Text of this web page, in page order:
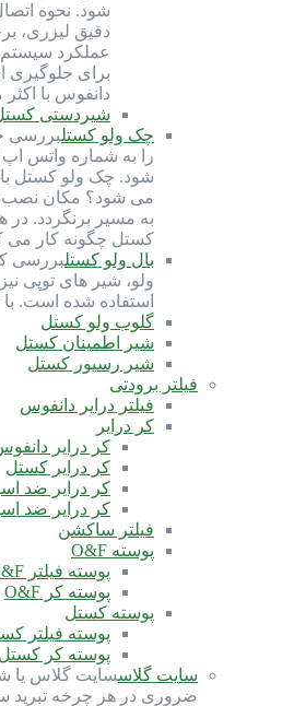
دقیق لیزری،
عملکرد سیستم
دانفوس با
شیردستی
چک ولو کستل
شود. چک ولو کستل
می شود؟ مکان نصب
به مسیر برنگردد.
کستل چگونه کار می
بال ولو کستل
استفاده شده است.
گلوب ولو کستل
شیر اطمینان کستل
شیر رسیور کستل
فیلتر برودتی
فیلتر درایر دانفوس
کر درایر
کر درایر
کر درایر کستل
کر درایر ضد
کر درایر ضد
فیلتر ساکشن
پوسته O&F
پوسته فیلتر O&F
پوسته کر O&F
پوسته کستل
پوسته فیلتر
پوسته کر کستل
سایت گلاس
ضروری در هر چرخه تبرید